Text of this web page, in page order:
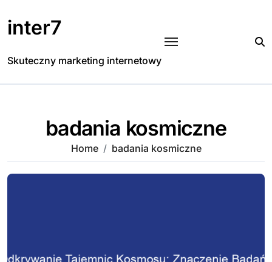
to
content
inter7
Skuteczny marketing internetowy
badania kosmiczne
Home badania kosmiczne